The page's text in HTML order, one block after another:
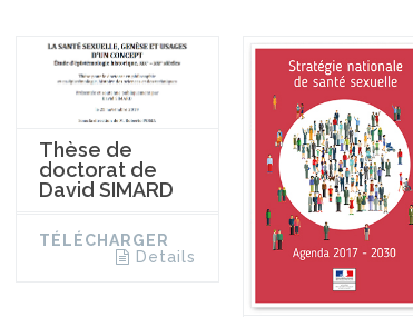
Thèse de
doctorat de
David SIMARD
TÉLÉCHARGER
Details